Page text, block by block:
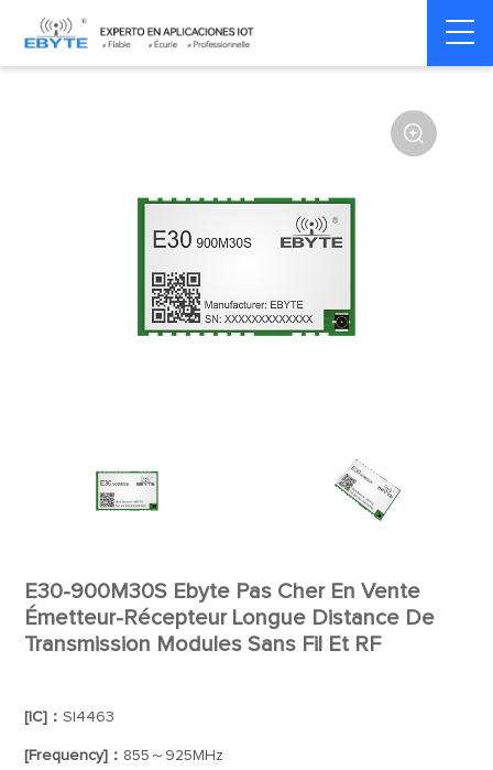
Home > Module > SPI/SOC/UART

E30-900M30S Ebyte Pas Cher En Vente
Émetteur-Récepteur Longue Distance De
Transmission Modules Sans Fil Et RF
[IC]：SI4463
[Frequency]： 855～925MHz